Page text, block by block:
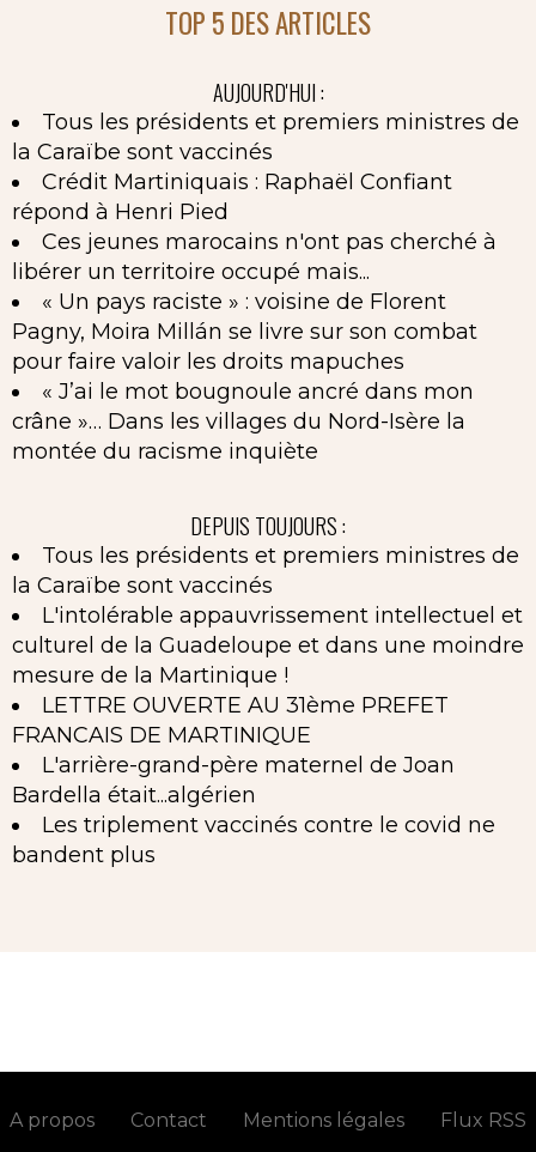
TOP 5 DES ARTICLES
AUJOURD'HUI :
Tous les présidents et premiers ministres de
la Caraïbe sont vaccinés
Crédit Martiniquais : Raphaël Confiant
répond à Henri Pied
Ces jeunes marocains n'ont pas cherché à
libérer un territoire occupé mais...
« Un pays raciste » : voisine de Florent
Pagny, Moira Millán se livre sur son combat
pour faire valoir les droits mapuches
« J’ai le mot bougnoule ancré dans mon
crâne »… Dans les villages du Nord-Isère la
montée du racisme inquiète
DEPUIS TOUJOURS :
Tous les présidents et premiers ministres de
la Caraïbe sont vaccinés
L'intolérable appauvrissement intellectuel et
culturel de la Guadeloupe et dans une moindre
mesure de la Martinique !
LETTRE OUVERTE AU 31ème PREFET
FRANCAIS DE MARTINIQUE
L'arrière-grand-père maternel de Joan
Bardella était...algérien
Les triplement vaccinés contre le covid ne
bandent plus
A propos Contact Mentions légales Flux RSS